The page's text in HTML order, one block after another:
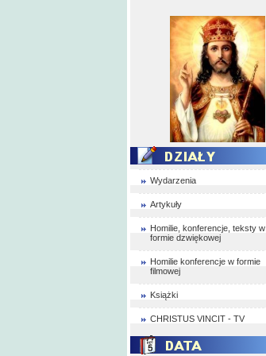
Wydarzenia
Artykuły
Homilie, konferencje, teksty w
formie dzwiękowej
Homilie konferencje w formie
filmowej
Książki
CHRISTUS VINCIT - TV